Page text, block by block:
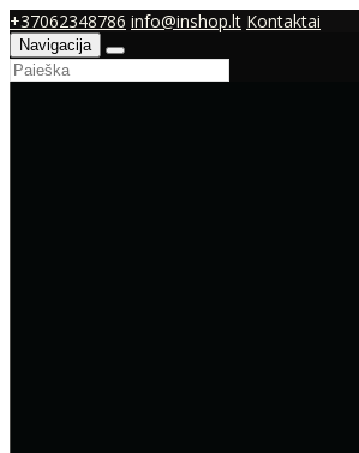
+37062348786 info@inshop.lt Kontaktai
Navigacija